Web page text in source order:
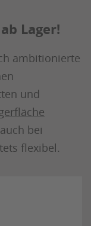
Lager!
ambitionierte
und
bei
flexibel.